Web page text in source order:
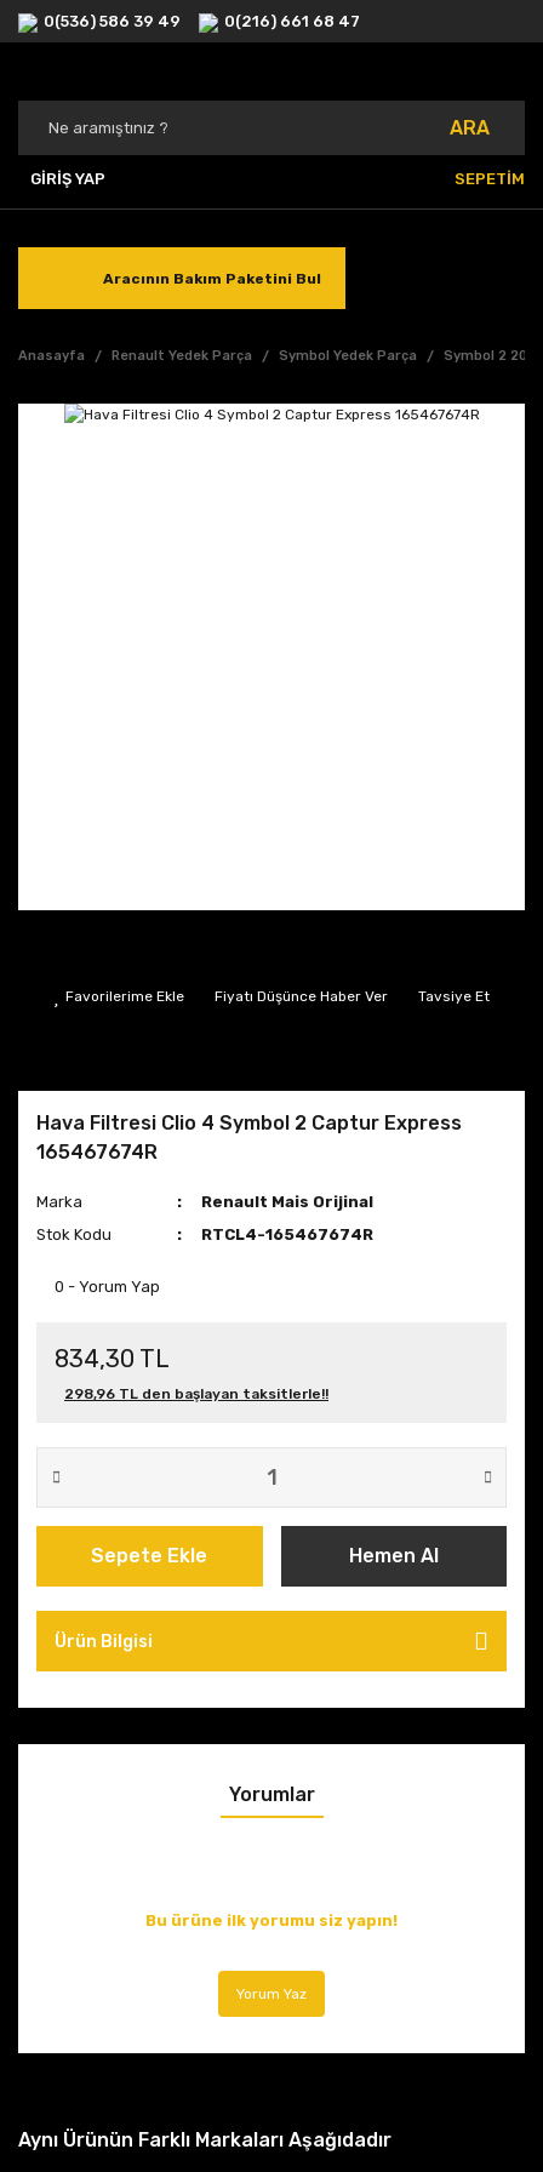
0(536) 586 39 49 0(216) 661 68 47
ARA
GİRİŞ YAP SEPETİM
Aracının Bakım Paketini Bul
Anasayfa Renault Yedek Parça Symbol Yedek Parça Symbol 2
Fiyatı Düşünce Haber Ver Tavsiye Et
Hava Filtresi Clio 4 Symbol 2 Captur Express
165467674R
Marka
Renault Mais Orijinal
Stok Kodu
RTCL4-165467674R
0 - Yorum Yap
834,30 TL
298,96 TL den başlayan taksitlerle!!
Sepete Ekle Hemen Al
Ürün Bilgisi
Yorumlar
Bu ürüne ilk yorumu siz yapın!
Yorum Yaz
Aynı Ürünün Farklı Markaları Aşağıdadır